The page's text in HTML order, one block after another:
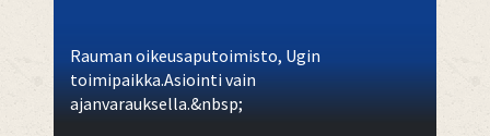
Rauman oikeusaputoimisto, Ugin
toimipaikka.Asiointi vain
ajanvarauksella.&nbsp;